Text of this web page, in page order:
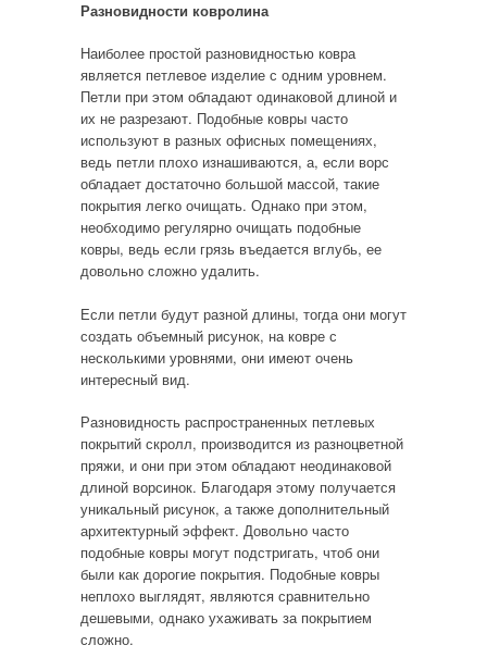
Разновидности ковролина
Наиболее простой разновидностью ковра
является петлевое изделие с одним уровнем.
Петли при этом обладают одинаковой длиной и
их не разрезают. Подобные ковры часто
используют в разных офисных помещениях,
ведь петли плохо изнашиваются, а, если ворс
обладает достаточно большой массой, такие
покрытия легко очищать. Однако при этом,
необходимо регулярно очищать подобные
ковры, ведь если грязь въедается вглубь, ее
довольно сложно удалить.
Если петли будут разной длины, тогда они могут
создать объемный рисунок, на ковре с
несколькими уровнями, они имеют очень
интересный вид.
Разновидность распространенных петлевых
покрытий скролл, производится из разноцветной
пряжи, и они при этом обладают неодинаковой
длиной ворсинок. Благодаря этому получается
уникальный рисунок, а также дополнительный
архитектурный эффект. Довольно часто
подобные ковры могут подстригать, чтоб они
были как дорогие покрытия. Подобные ковры
неплохо выглядят, являются сравнительно
дешевыми, однако ухаживать за покрытием
сложно.